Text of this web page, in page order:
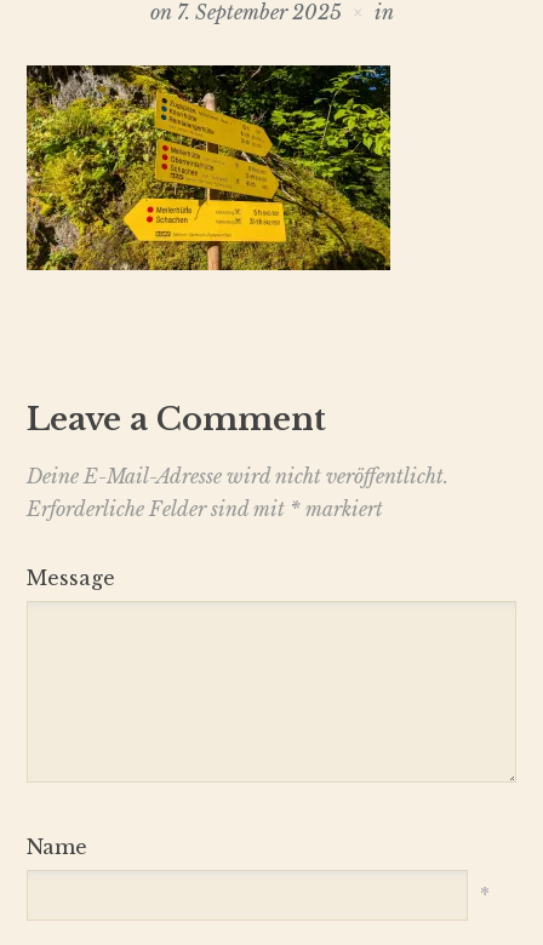
on 7. September 2025 in
Leave a Comment
Deine E-Mail-Adresse wird nicht veröffentlicht.
Erforderliche Felder sind mit *markiert
Message
Name
*